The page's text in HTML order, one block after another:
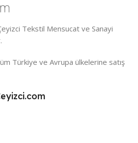
Tekstil Mensucat ve Sanayi
Türkiye ve Avrupa ülkelerine satış